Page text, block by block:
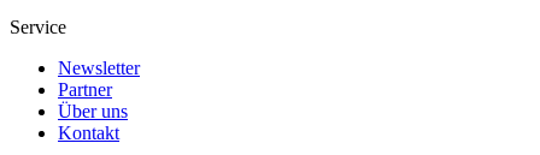
Service
Newsletter
Partner
Über uns
Kontakt